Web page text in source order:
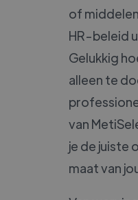
of
HR-beleid
Gelukkig
alleen te
van
je de juiste
maat van